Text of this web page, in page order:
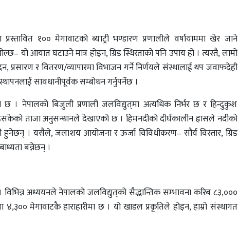
१०० मेगावाटको ब्याट्री भण्डारण प्रणालीले वर्षायाममा खेर जाने
यो आयात घटाउने मात्र होइन, ग्रिड स्थिरताको पनि उपाय हो । त्यस्तै, लामो
प्रसारण र वितरण/व्यापारमा विभाजन गर्ने निर्णयले संस्थालाई थप जवाफदेही
सावधानीपूर्वक सम्बोधन गर्नुपर्नेछ ।
नेपालको बिजुली प्रणाली जलविद्युत्‌मा अत्यधिक निर्भर छ र हिन्दुकुश
ताजा अनुसन्धानले देखाएको छ । हिमनदीको दीर्घकालीन ह्रासले नदीको
। यसैले, जलाशय आयोजना र ऊर्जा विविधीकरण– सौर्य विस्तार, ग्रिड
बन्नेछन् ।
विभिन्न अध्ययनले नेपालको जलविद्युत्‌को सैद्धान्तिक सम्भावना करिब ८३,०००
मेगावाटकै हाराहारीमा छ । यो खाडल प्रकृतिले होइन, हाम्रो संस्थागत